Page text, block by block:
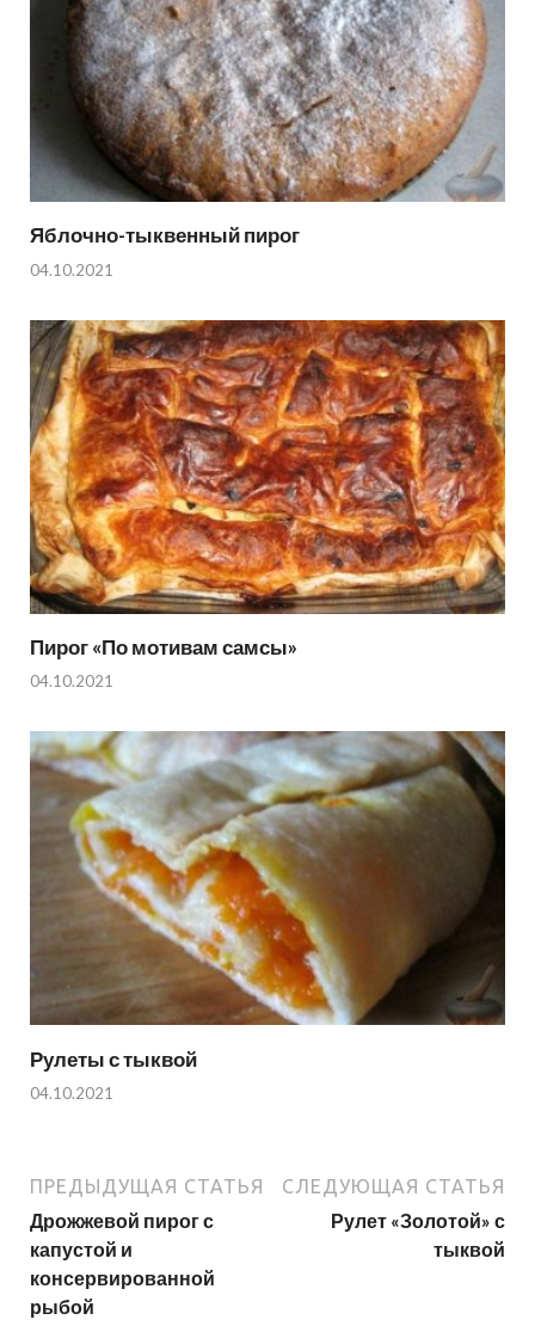
Яблочно-тыквенный пирог
04.10.2021
Пирог «По мотивам самсы»
04.10.2021
Рулеты с тыквой
04.10.2021
ПРЕДЫДУЩАЯ СТАТЬЯ
Дрожжевой пирог с
капустой и
консервированной
рыбой
СЛЕДУЮЩАЯ СТАТЬЯ
Рулет «Золотой» с
тыквой